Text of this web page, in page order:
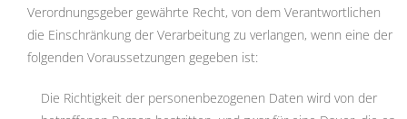
Verordnungsgeber gewährte Recht, von dem Verantwortlichen
die Einschränkung der Verarbeitung zu verlangen, wenn eine der
folgenden Voraussetzungen gegeben ist:
Die Richtigkeit der personenbezogenen Daten wird von der